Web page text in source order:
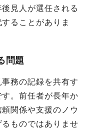
見人が選任される
ることがありま
問題
務の記録を共有す
。前任者が長年か
関係や支援のノウ
ものではありませ